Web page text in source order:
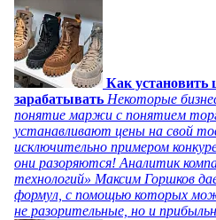
Как установить
зарабатывать Некоторые
понятие маржи с понятием
устанавливают цены на свой
исключительно примером
они разоряются! Аналитик
технологий» Максим Горшков
формул, с помощью которых
не разорительные, но и